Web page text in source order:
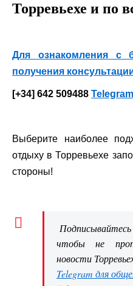
Торревьехе и по
Для ознакомления с
получения
[+34] 642 509488 Telegram
Выберите наиболее
отдыху в Торревьехе
стороны!
чтобы не
новости
Telegram для